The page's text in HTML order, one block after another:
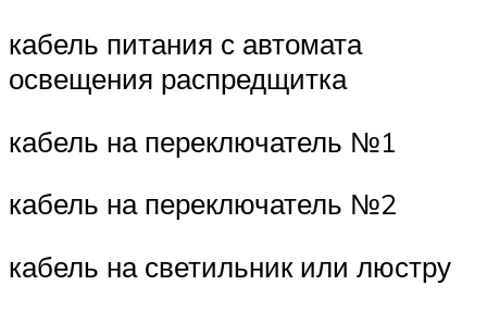
кабель питания с автомата
освещения распредщитка
кабель на переключатель №1
кабель на переключатель №2
кабель на светильник или люстру